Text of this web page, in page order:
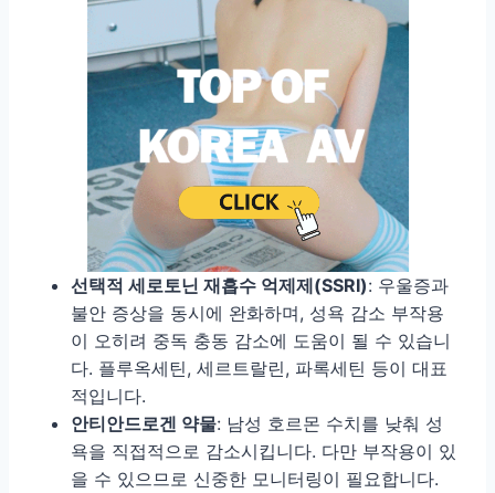
선택적 세로토닌 재흡수 억제제(SSRI): 우울증과
불안 증상을 동시에 완화하며, 성욕 감소 부작용
이 오히려 중독 충동 감소에 도움이 될 수 있습니
다. 플루옥세틴, 세르트랄린, 파록세틴 등이 대표
적입니다.
안티안드로겐 약물: 남성 호르몬 수치를 낮춰 성
욕을 직접적으로 감소시킵니다. 다만 부작용이 있
을 수 있으므로 신중한 모니터링이 필요합니다.